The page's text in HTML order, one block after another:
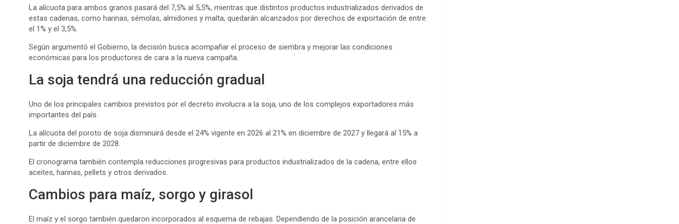
La alícuota para ambos granos pasará del 7,5% al 5,5%, mientras que distintos productos industrializados derivados de
estas cadenas, como harinas, sémolas, almidones y malta, quedarán alcanzados por derechos de exportación de entre
el 1% y el 3,5%.
Según argumentó el Gobierno, la decisión busca acompañar el proceso de siembra y mejorar las condiciones
económicas para los productores de cara a la nueva campaña.
La soja tendrá una reducción gradual
Uno de los principales cambios previstos por el decreto involucra a la soja, uno de los complejos exportadores más
importantes del país.
La alícuota del poroto de soja disminuirá desde el 24% vigente en 2026 al 21% en diciembre de 2027 y llegará al 15% a
partir de diciembre de 2028.
El cronograma también contempla reducciones progresivas para productos industrializados de la cadena, entre ellos
aceites, harinas, pellets y otros derivados.
Cambios para maíz, sorgo y girasol
El maíz y el sorgo también quedaron incorporados al esquema de rebajas. Dependiendo de la posición arancelaria de